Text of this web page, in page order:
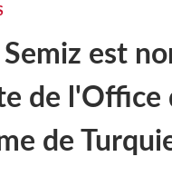
est
de l'Office
de